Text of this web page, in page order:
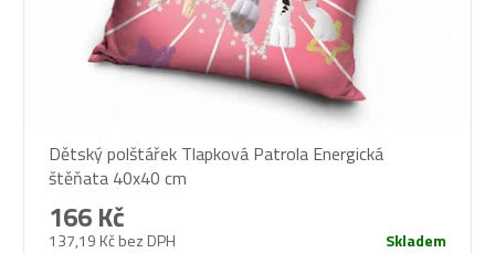
Dětský polštářek Tlapková Patrola Energická
štěňata 40x40 cm
137,19 Kč bez DPH
166 Kč
Skladem